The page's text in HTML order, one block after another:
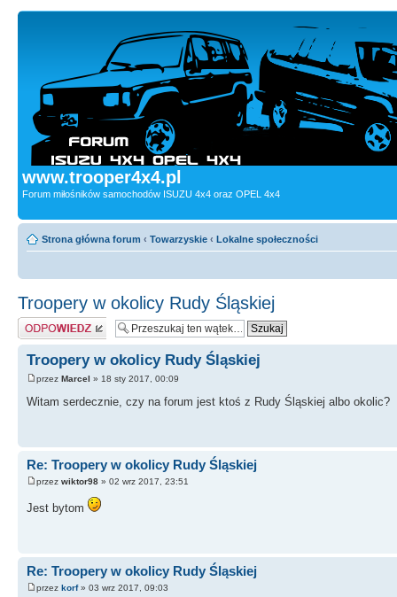
www.trooper4x4.pl
Forum miłośników samochodów ISUZU 4x4 oraz OPEL 4x4
Strona główna forum ‹ Towarzyskie ‹ Lokalne społeczności
Troopery w okolicy Rudy Śląskiej
Odpowiedz
Troopery w okolicy Rudy Śląskiej
przez Marcel » 18 sty 2017, 00:09
Witam serdecznie, czy na forum jest ktoś z Rudy Śląskiej albo okolic?
Re: Troopery w okolicy Rudy Śląskiej
przez wiktor98 » 02 wrz 2017, 23:51
Jest bytom
Re: Troopery w okolicy Rudy Śląskiej
przez korf» 03 wrz 2017, 09:03